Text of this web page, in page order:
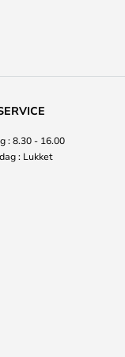
: 8.30 - 16.00
: Lukket